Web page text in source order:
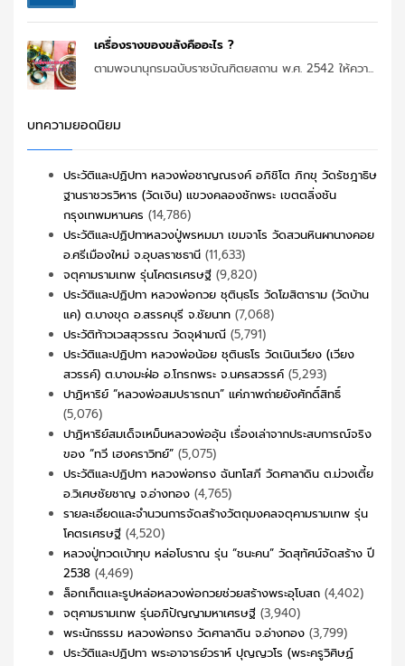
เครื่องรางของขลังคืออะไร ?
ตามพจนานุกรมฉบับราชบัณฑิตยสถาน พ.ศ. 2542 ให้ควา...
บทความยอดนิยม
ประวัติและปฏิปทา หลวงพ่อชาญณรงค์ อภิชิโต ภิกขุ วัดรัชฎาธิษ
ฐานราชวรวิหาร (วัดเงิน) แขวงคลองชักพระ เขตตลิ่งชัน
กรุงเทพมหานคร (14,786)
ประวัติและปฏิปทาหลวงปู่พรหมมา เขมจาโร วัดสวนหินผานางคอย
อ.ศรีเมืองใหม่ จ.อุบลราชธานี (11,633)
จตุคามรามเทพ รุ่นโคตรเศรษฐี (9,820)
ประวัติและปฏิปทา หลวงพ่อกวย ชุตินฺธโร วัดโฆสิตาราม (วัดบ้าน
แค) ต.บางขุด อ.สรรคบุรี จ.ชัยนาท (7,068)
ประวัติท้าวเวสสุวรรณ วัดจุฬามณี (5,791)
ประวัติและปฏิปทา หลวงพ่อน้อย ชุตินธโร วัดเนินเวียง (เวียง
สวรรค์) ต.บางมะฝ่อ อ.โกรกพระ จ.นครสวรรค์ (5,293)
ปาฏิหาริย์ “หลวงพ่อสมปรารถนา” แค่ภาพถ่ายยังศักดิ์สิทธิ์
(5,076)
ปาฏิหาริย์สมเด็จเหม็นหลวงพ่ออุ้น เรื่องเล่าจากประสบการณ์จริง
ของ “ทวี เฮงคราวิทย์” (5,075)
ประวัติและปฏิปทา หลวงพ่อทรง ฉันทโสภี วัดศาลาดิน ต.ม่วงเตี้ย
อ.วิเศษชัยชาญ จ.อ่างทอง (4,765)
รายละเอียดและจำนวนการจัดสร้างวัตถุมงคลจตุคามรามเทพ รุ่น
โคตรเศรษฐี (4,520)
หลวงปู่ทวดเบ้าทุบ หล่อโบราณ รุ่น “ชนะคน” วัดสุทัศน์จัดสร้าง ปี
2538 (4,469)
ล็อกเก็ตเเละรูปหล่อหลวงพ่อกวยช่วยสร้างพระอุโบสถ (4,402)
จตุคามรามเทพ รุ่นอภิปัญญามหาเศรษฐี (3,940)
พระนักธรรม หลวงพ่อทรง วัดศาลาดิน จ.อ่างทอง (3,799)
ประวัติและปฏิปทา พระอาจารย์วราห์ ปุญญวโร (พระครูวิศิษฏ์